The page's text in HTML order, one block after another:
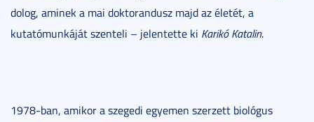
dolog, aminek a mai doktorandusz majd az életét, a
kutatómunkáját szenteli – jelentette ki Karikó Katalin.
1978-ban, amikor a szegedi egyemen szerzett biológus